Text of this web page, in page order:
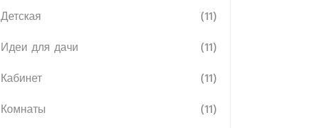
Детская
(11)
Идеи для дачи
(11)
Кабинет
(11)
Комнаты
(11)